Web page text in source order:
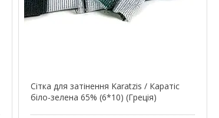
Сітка для затінення Karatzis / Каратіс
біло-зелена 65% (6*10) (Греція)